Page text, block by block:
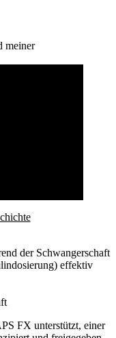
meiner
der Schwangerschaft
effektiv
FX unterstützt, einer